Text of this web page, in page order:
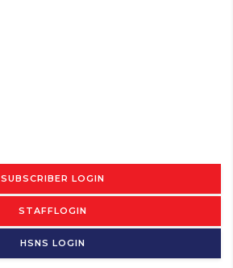
SUBSCRIBER LOGIN
STAFFLOGIN
HSNS LOGIN